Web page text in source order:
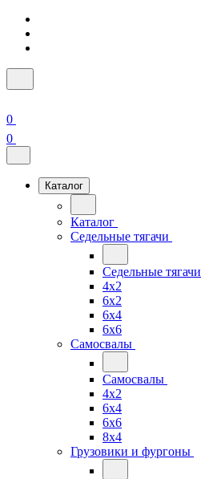
0
0
Каталог
Каталог
Седельные тягачи
Седельные тягачи
4x2
6x2
6x4
6x6
Самосвалы
Самосвалы
4x2
6x4
6x6
8x4
Грузовики и фургоны